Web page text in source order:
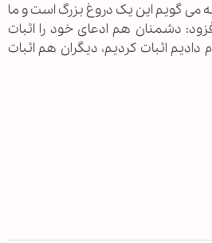
می گویم این یک دروغ بزرگ است و ما
دشمنان هم ادعای خود را اثبات
اثبات کردیم، دیگران هم اثبات